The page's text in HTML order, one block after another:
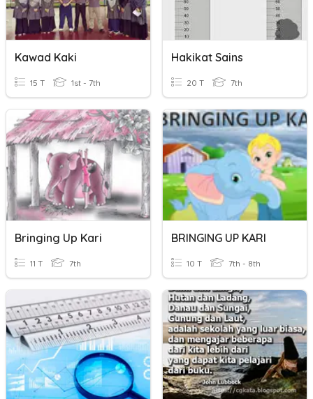
Kawad Kaki
15 T 1st - 7th
Hakikat Sains
20 T 7th
Bringing Up Kari
11 T 7th
BRINGING UP KARI
10 T 7th - 8th